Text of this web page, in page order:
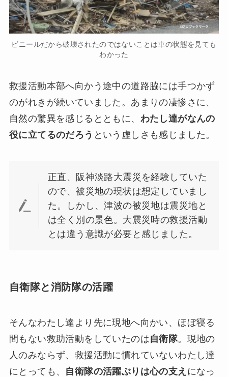
ビニールだから破壊されたのではないことは車の状態を見ても
わかった
救援活動本部へ向かう途中の道路脇には手つかず
のがれきが続いていました。あまりの凄惨さに、
自然の驚異を感じるとともに、 わたし達がなんの
役に立てるのだろう という虚しさも感じました。
正直、阪神淡路大震災を経験していた
ので、被災地の現状は想定していまし
た。しかし、津波の被災地は震災地と
は全く別の景色。大震災時の救援活動
とは違う意識が必要と感じました。
自衛隊と消防隊の活躍
そんなわたし達より先に現地へ向かい、ほぼ寝る
間もない救助活動をしていたのは自衛隊。現地の
人のみならず、救援活動に慣れていないわたし達
にとっても、 自衛隊の活躍ぶりは心の支え になっ